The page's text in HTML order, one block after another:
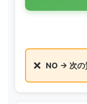
❌ NO → 次の